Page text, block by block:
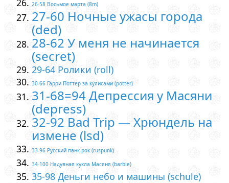
26-58 Восьмое марта (8m)
27-60 Ночные ужасы города
(ded)
28-62 У меня не начинается
(secret)
29-64 Ролики (roll)
30-66 Гарри Поттер за кулисами (potter)
31-68=94 Депрессия у Масяни
(depress)
32-92 Bad Trip — Хрюндель на
измене (lsd)
33-96 Русский панк-рок (ruspunk)
34-100 Надувная кукла Масяня (barbie)
35-98 Деньги небо и машины (schule)